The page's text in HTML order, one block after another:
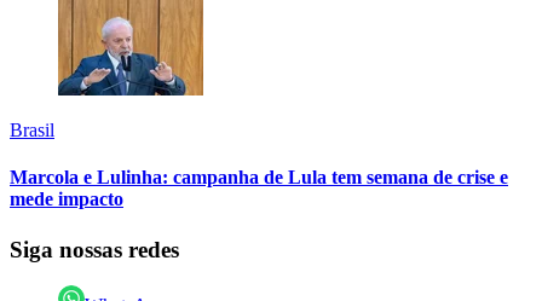
Brasil
Marcola e Lulinha: campanha de Lula tem semana de crise e
mede impacto
Siga nossas redes